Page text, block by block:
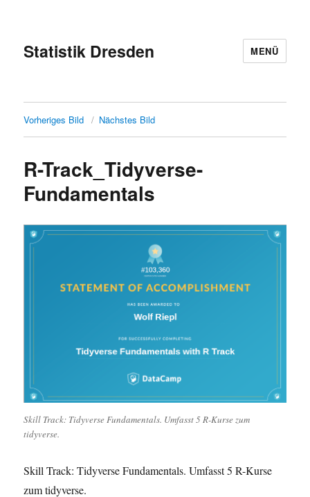
Statistik Dresden MENÜ
Vorheriges Bild Nächstes Bild
R-Track_Tidyverse-
Fundamentals
Skill Track: Tidyverse Fundamentals. Umfasst 5 R-Kurse zum
tidyverse.
Skill Track: Tidyverse Fundamentals. Umfasst 5 R-Kurse
zum tidyverse.